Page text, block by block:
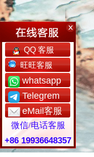
QQ 客服
旺旺客服
whatsapp
Telegrem
eMail客服
微信/电话客服
+86 19936648357